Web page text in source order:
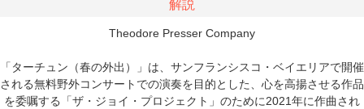
解説
Theodore Presser Company
「ターチュン（春の外出）」は、サンフランシスコ・ベイエリアで開催
される無料野外コンサートでの演奏を目的とした、心を高揚させる作品
を委嘱する「ザ・ジョイ・プロジェクト」のために2021年に作曲され